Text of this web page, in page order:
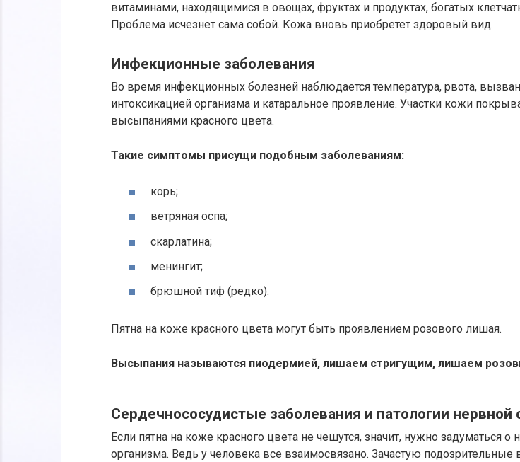
витаминами, находящимися в овощах, фруктах и продуктах, богатых
Проблема исчезнет сама собой. Кожа вновь приобретет здоровый вид.
Инфекционные заболевания
Во время инфекционных болезней наблюдается температура, рвота,
интоксикацией организма и катаральное проявление. Участки кожи
высыпаниями красного цвета.
Такие симптомы присущи подобным заболеваниям:
корь;
ветряная оспа;
скарлатина;
менингит;
брюшной тиф (редко).
Пятна на коже красного цвета могут быть проявлением розового лишая.
Высыпания называются пиодермией, лишаем стригущим, лишаем
Сердечнососудистые заболевания и патологии нервной
Если пятна на коже красного цвета не чешутся, значит, нужно задуматься о
организма. Ведь у человека все взаимосвязано. Зачастую